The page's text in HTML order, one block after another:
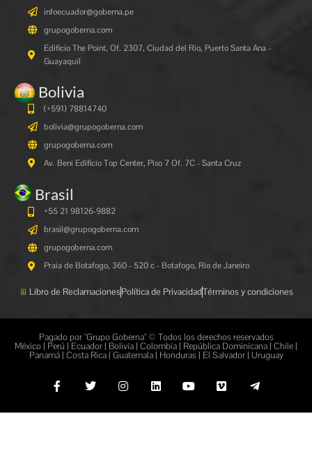
infoecuador@goberna.pe
grupogoberna.com
Edificio The Point, Of. 2307, Ciudad del Río, Puerto Santa Ana -
Guayaquil
Bolivia
(+591) 78814740
bolivia@grupogoberna.com
grupogoberna.com
Av. Beni Edificio Top Center, Piso 7 Of. 7C - Santa Cruz
Brasil
+55 21 98126-9882
brasil@grupogoberna.com
grupogoberna.com
Praia de Botafogo, 360 - 520 c - Botafogo, Rio de Janeiro
Libro de ReclamacionesPolítica de PrivacidadTérminos y condiciones
Pagado por "Grupo Goberna" © Todos los derechos reservados
México | Perú | Ecuador | Bolivia | Colombia | República Dominicana | Chile |
Panamá | Costa Rica | Guatemala | Honduras | El Salvador | Uruguay